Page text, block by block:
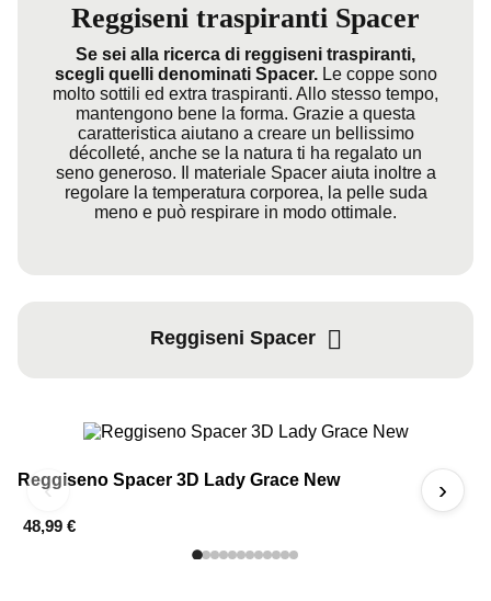
Reggiseni traspiranti Spacer
Se sei alla ricerca di reggiseni traspiranti,
scegli quelli denominati Spacer.Le coppe sono
molto sottili ed extra traspiranti. Allo stesso tempo,
mantengono bene la forma. Grazie a questa
caratteristica aiutano a creare un bellissimo
décolleté, anche se la natura ti ha regalato un
seno generoso. Il materiale Spacer aiuta inoltre a
regolare la temperatura corporea, la pelle suda
meno e può respirare in modo ottimale.
Reggiseni Spacer
‹
Reggiseno Spacer 3D Lady Grace New
48,99 €
›